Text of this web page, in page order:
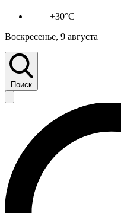
+30°C
Воскресенье, 9 августа
Поиск